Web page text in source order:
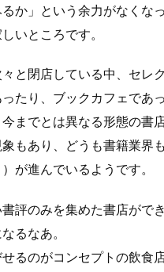
か」という余力がなくな
いところです。
と閉店している中、セレ
たり、ブックカフェであ
までとは異なる形態の書
もあり、どうも書籍業界
が進んでいるようです。
評のみを集めた書店がで
るなあ。
せるのがコンセプトの飲食